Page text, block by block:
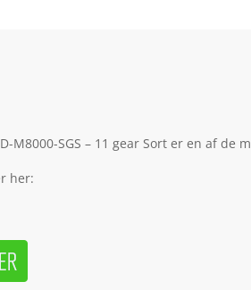
M8000-SGS – 11 gear Sort er en af
her: